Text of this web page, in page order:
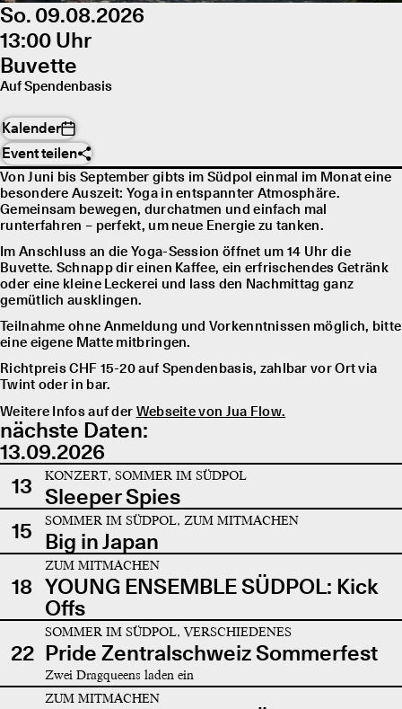
So. 09.08.2026
13:00 Uhr
Buvette
Auf Spendenbasis
Kalender
Event teilen
Von Juni bis September gibts im Südpol einmal im Monat eine
besondere Auszeit: Yoga in entspannter Atmosphäre.
Gemeinsam bewegen, durchatmen und einfach mal
runterfahren – perfekt, um neue Energie zu tanken.
Im Anschluss an die Yoga-Session öffnet um 14 Uhr die
Buvette. Schnapp dir einen Kaffee, ein erfrischendes Getränk
oder eine kleine Leckerei und lass den Nachmittag ganz
gemütlich ausklingen.
Teilnahme ohne Anmeldung und Vorkenntnissen möglich, bitte
eine eigene Matte mitbringen.
Richtpreis CHF 15-20 auf Spendenbasis, zahlbar vor Ort via
Twint oder in bar.
Weitere Infos auf der Webseite von Jua Flow.
nächste Daten:
13.09.2026
13
KONZERT, SOMMER IM SÜDPOL
Sleeper Spies
15
SOMMER IM SÜDPOL, ZUM MITMACHEN
Big in Japan
18
ZUM MITMACHEN
YOUNG ENSEMBLE SÜDPOL: Kick
Offs
22
SOMMER IM SÜDPOL, VERSCHIEDENES
Pride Zentralschweiz Sommerfest
Zwei Dragqueens laden ein
ZUM MITMACHEN